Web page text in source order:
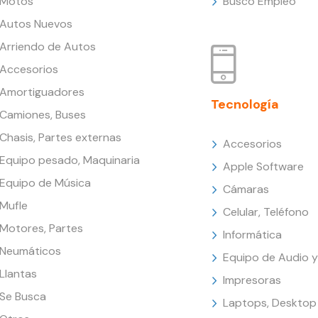
Nuevos
de Autos
Buses
Partes externas
pesado, Maquinaria
de Música
Partes
Busca
Tecnología
Accesorios
Apple Software
Cámaras
Celular, Teléfono
Informática
Equipo de Audio
Impresoras
Laptops, Desktop